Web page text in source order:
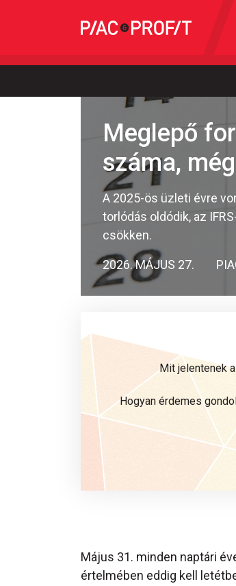
Meglepő
száma,
A 2025-ös üzleti évre
torlódás oldódik, az
csökken.
2026. MÁJUS 27.
Mit jelentenek
Hogyan érdemes
Május 31. minden naptári
értelmében eddig kell